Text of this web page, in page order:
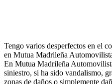
Tengo varios desperfectos en el
en Mutua Madrileña
En Mutua Madrileña
siniestro, si ha sido vandalismo,
zonas de daños o simplemente